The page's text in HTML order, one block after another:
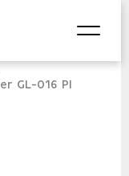
GL-016 PI